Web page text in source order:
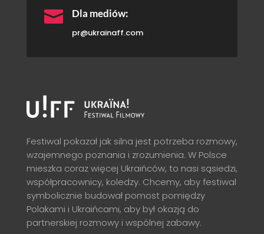
 Dla mediów:
pr@ukrainaff.com
Festiwal pokazał jak silna jest potrzeba rozmowy,
wzajemnego poznania i zrozumienia. W Polsce
mieszka coraz więcej Ukraińców, to nasi sąsiedzi,
współpracownicy, koledzy. Chcemy, aby festiwal
symbolicznie budował pomost pomiędzy
Polakami i Ukraińcami, aby był okazją do
partnerskiej rozmowy i wspólnej zabawy.